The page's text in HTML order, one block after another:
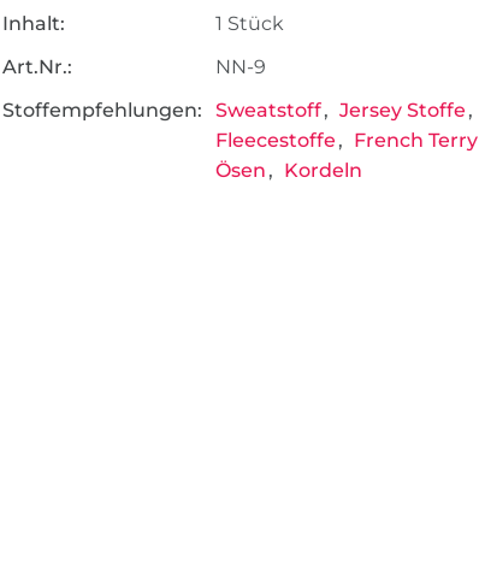
Inhalt:
1 Stück
Art.Nr.:
NN-9
Stoffempfehlungen:
Sweatstoff Jersey Stoffe
Fleecestoffe
French Terry
Ösen
Kordeln